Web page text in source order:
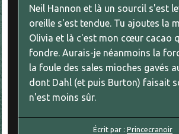
Neil Hannon et là un sourcil s'est
oreille s'est tendue. Tu ajoutes la
Olivia et là c'est mon cœur cacao
fondre. Aurais-je néanmoins la
la foule des sales mioches gavés
dont Dahl (et puis Burton) faisait
n'est moins sûr.
Écrit par : Princecranoir